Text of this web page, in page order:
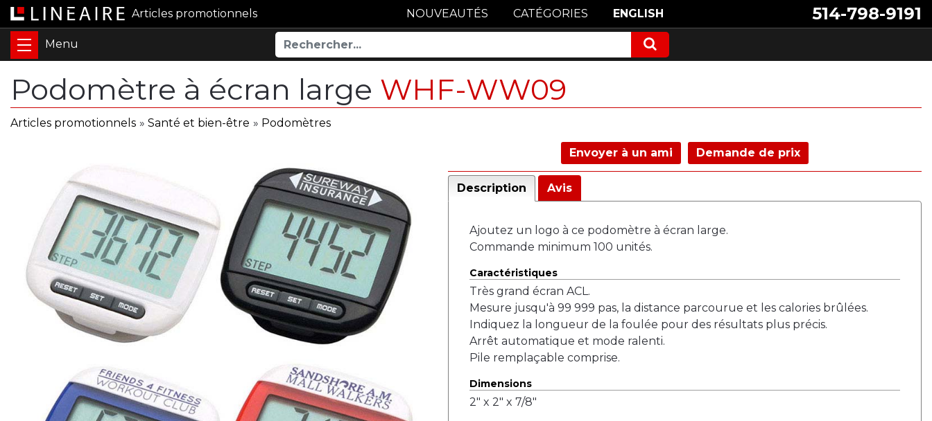
Articles promotionnels 514-798-9191
NOUVEAUTÉS CATÉGORIES ENGLISH
Podomètre à écran large WHF-WW09
Articles promotionnels » Santé et bien-être » Podomètres
Envoyer à un ami Demande de prix
Description Avis
Ajoutez un logo à ce podomètre à écran large.
Commande minimum 100 unités.
Caractéristiques
Très grand écran ACL.
Mesure jusqu'à 99 999 pas, la distance parcourue et les calories brûlées.
Indiquez la longueur de la foulée pour des résultats plus précis.
Arrêt automatique et mode ralenti.
Pile remplaçable comprise.
Dimensions
2" x 2" x 7/8"